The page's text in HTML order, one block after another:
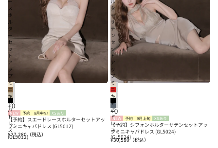
ス
ホ
ル
タ
ー
セ
ッ
ト
ア
ッ
プ
ミ
ニ
キ
ャ
バ
ド
レ
ス
(GL5012)
NEW 予約 8月中旬 XSあり
【予約】スエードレースホルターセットアッ
プミニキャバドレス (GL5012)
¥27,280（税込）
タ
ー
サ
テ
ン
セ
ッ
ト
ア
ッ
プ
ミ
ニ
キ
ャ
バ
ド
レ
ス
(GL5024)
NEW 予約 9月上旬 XSあり
【予約】シフォンホルターサテンセットアッ
プミニキャバドレス (GL5024)
¥30,580（税込）